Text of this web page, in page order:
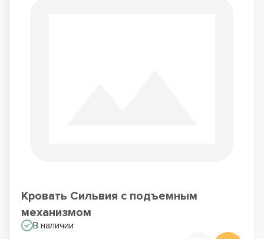
Кровать Сильвия с подъемным
механизмом
В наличии